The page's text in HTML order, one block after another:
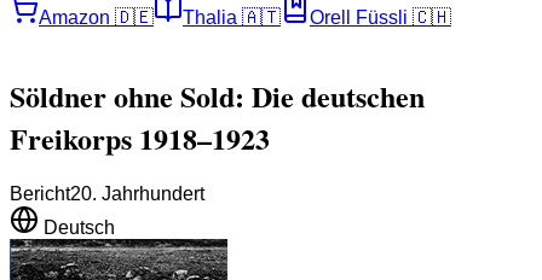
Amazon 🇩🇪 Thalia 🇦🇹 Orell Füssli 🇨🇭
Söldner ohne Sold: Die deutschen
Freikorps 1918–1923
Bericht20. Jahrhundert
Deutsch